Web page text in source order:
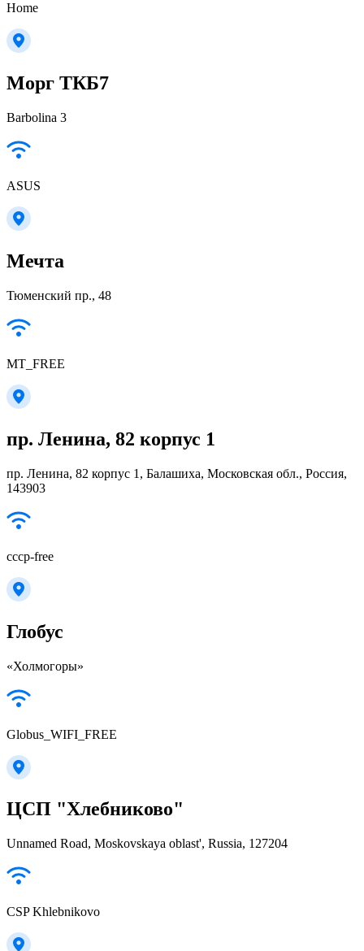
Home
Морг ТКБ7
Barbolina 3
ASUS
Мечта
Тюменский пр., 48
MT_FREE
пр. Ленина, 82 корпус 1
пр. Ленина, 82 корпус 1, Балашиха, Московская обл., Россия,
143903
cccp-free
Глобус
«Холмогоры»
Globus_WIFI_FREE
ЦСП "Хлебниково"
Unnamed Road, Moskovskaya oblast', Russia, 127204
CSP Khlebnikovo